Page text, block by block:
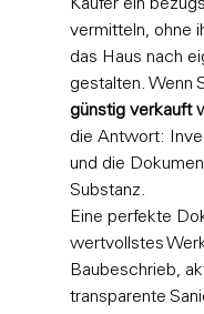
Käufer ein
vermitteln, ohne
das Haus nach
gestalten. Wenn
günstig verkauft
die Antwort:
und die
Substanz.
Eine perfekte
wertvollstes
Baubeschrieb,
transparente